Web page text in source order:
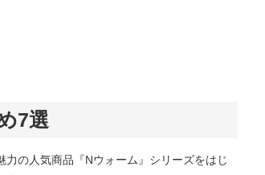
7選
の人気商品『Nウォーム』シリーズをはじ